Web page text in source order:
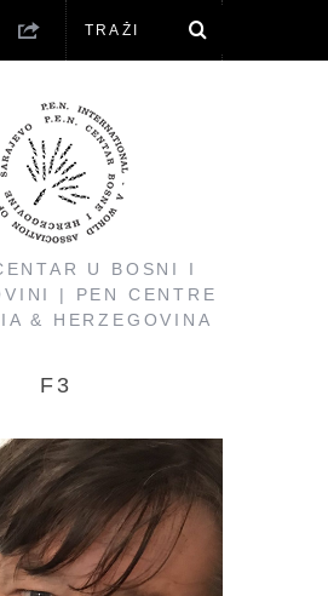
U BOSNI I
| PEN CENTRE
& HERZEGOVINA
F3